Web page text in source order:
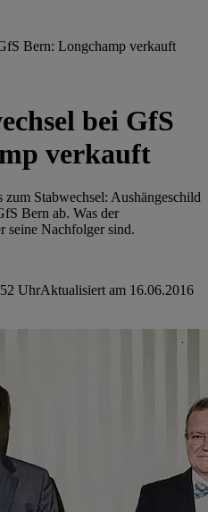
Bern: Longchamp verkauft
bei GfS
verkauft
Stabwechsel: Aushängeschild
Bern ab. Was der
seine Nachfolger sind.
UhrAktualisiert am 16.06.2016